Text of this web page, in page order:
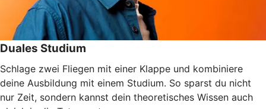
Duales Studium
Schlage zwei Fliegen mit einer Klappe und kombiniere
deine Ausbildung mit einem Studium. So sparst du nicht
nur Zeit, sondern kannst dein theoretisches Wissen auch